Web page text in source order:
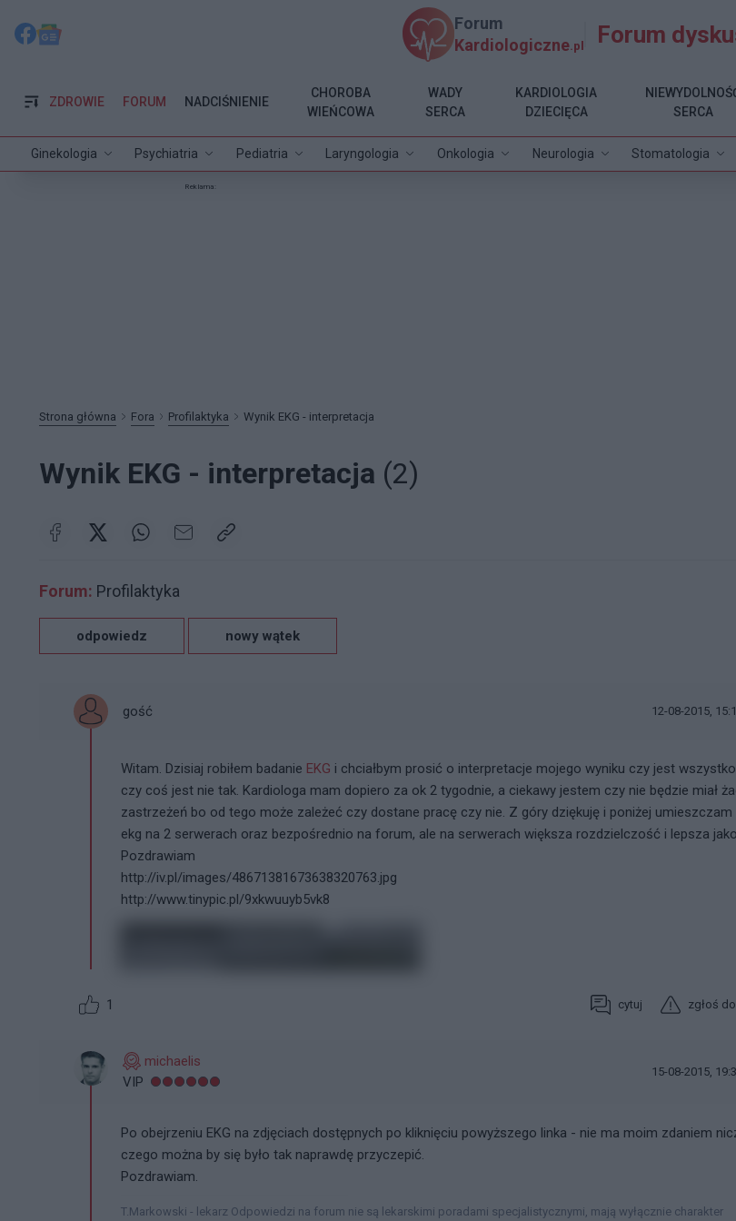
Forum
Kardiologiczne .pl Forum
ZDROWIE
Ginekologia Psychiatria Pediatria Laryngologia Onkologia Neurologia Stomatologia
FORUM NADCIŚNIENIE
CHOROBA
WIEŃCOWA
WADY
SERCA
KARDIOLOGIA
DZIECIĘCA
SERCA
Reklama:
Strona główna Fora Profilaktyka Wynik EKG - interpretacja
Wynik EKG - interpretacja (2)
Forum: Profilaktyka
odpowiedz nowy wątek
gość 12-08-2015,
Witam. Dzisiaj robiłem badanie EKG i chciałbym prosić o interpretacje mojego wyniku czy jest
czy coś jest nie tak. Kardiologa mam dopiero za ok 2 tygodnie, a ciekawy jestem czy nie będzie miał
zastrzeżeń bo od tego może zależeć czy dostane pracę czy nie. Z góry dziękuję i poniżej umieszczam
ekg na 2 serwerach oraz bezpośrednio na forum, ale na serwerach większa rozdzielczość i lepsza
Pozdrawiam
http://iv.pl/images/48671381673638320763.jpg
http://www.tinypic.pl/9xkwuuyb5vk8
1 cytuj zgłoś
michaelis
VIP
15-08-2015,
Po obejrzeniu EKG na zdjęciach dostępnych po kliknięciu powyższego linka - nie ma moim zdaniem
czego można by się było tak naprawdę przyczepić.
Pozdrawiam.
T.Markowski - lekarz Odpowiedzi na forum nie są lekarskimi poradami specjalistycznymi, mają wyłącznie charakter